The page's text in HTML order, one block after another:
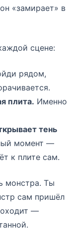
«замирает» в
сцене:
рядом,
плита. Именно
тень
момент —
к плите сам.
монстра. Ты
сам пришёл
—